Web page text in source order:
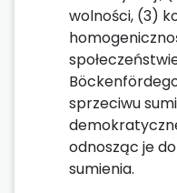
wolności, (3)
sprzeciwu
odnosząc je
sumienia.